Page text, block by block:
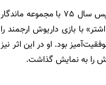
مرحوم پروانه معصومی با ایفای نقش در سریال «کوچک جنگلی» ساخته بهروز افخمی وارد تلویزیون شد و سپس سال 75 با مجموعه ماندگار
با بازی داریوش ارجمند را
بود. او در این اثر نیز
را به نمایش گذاشت.